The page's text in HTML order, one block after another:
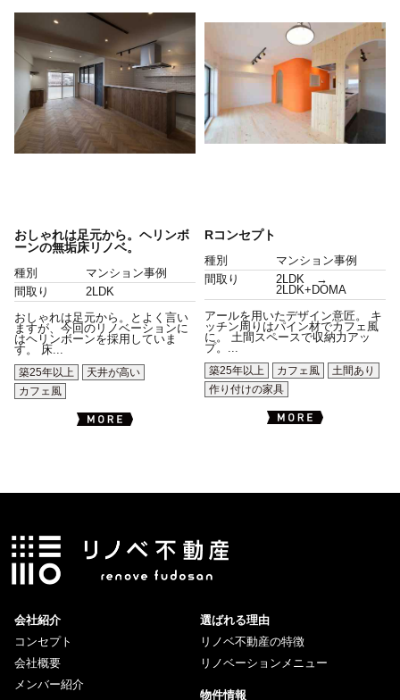
おしゃれは足元から。ヘリンボ
ーンの無垢床リノベ。
種別
マンション事例
間取り
2LDK
おしゃれは足元から。とよく言い
ますが、今回のリノベーションに
はヘリンボーンを採用していま
す。 床...
築25年以上
天井が高い
カフェ風
Rコンセプト
種別
マンション事例
間取り
2LDK →
2LDK+DOMA
アールを用いたデザイン意匠。 キ
ッチン周りはパイン材でカフェ風
に。 土間スペースで収納力アッ
プ。...
築25年以上
カフェ風
土間あり
作り付けの家具
会社紹介
コンセプト
会社概要
メンバー紹介
選ばれる理由
リノベ不動産の特徴
リノベーションメニュー
物件情報